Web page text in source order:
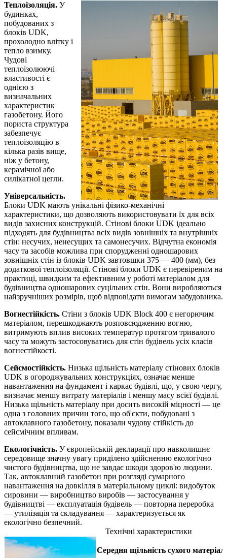
Теплоізоляція. У
будинках,
побудованих з
блоків UDK,
прохолодно влітку і
тепло взимку.
Чудові
теплоізолюючі
властивості є
однією з
визначальних
характеристик
газобетону. Його
пориста структура
забезпечує
теплоізоляцію в
кілька разів вище,
ніж у бетону,
керамічної або
силікатної цегли.
Універсальність.
Блоки UDK мають унікальні фізико-механічні
характеристики, що дозволяють використовувати їх для всіх
видів захисних конструкцій. Стінові блоки UDK ідеально
підходять для будівництва всіх видів зовнішніх та внутрішніх
стін: несучих, ненесущих та самонесучих. Відчутна економія
часу та засобів можлива при спорудженні одношарових
зовнішніх стін із блоків UDK завтовшки 375 — 400 (мм), без
додаткової теплоізоляції. Стінові блоки UDK є перевіреним на
практиці, швидким та ефективним у роботі матеріалом для
будівництва одношарових суцільних стін. Вони виробляються
найзручніших розмірів, щоб відповідати вимогам забудовника.
Вогнестійкість. Стіни з блоків UDK Block 400 є негорючим
матеріалом, перешкоджають розповсюдженню вогню,
витримують вплив високих температур протягом тривалого
часу та можуть застосовуватись для стін будівель усіх класів
вогнестійкості.
Сейсмостійкість. Низька щільність матеріалу стінових блоків
UDK в огороджувальних конструкціях, означає менше
навантаження на фундамент і каркас будівлі, що, у свою чергу,
визначає меншу витрату матеріалів і меншу масу всієї будівлі.
Низька щільність матеріалу при досить високій міцності — це
одна з головних причин того, що об'єкти, побудовані з
автоклавного газобетону, показали чудову стійкість до
сейсмічним впливам.
Екологічність. У європейській декларації про навколишнє
середовище значну увагу приділено здійсненню екологічно
чистого будівництва, що не завдає шкоди здоров'ю людини.
Так, автоклавний газобетон при розгляді сумарного
навантаження на довкілля в матеріальному циклі: видобуток
сировини — виробництво виробів — застосування у
будівництві — експлуатація будівель — повторна переробка
— утилізація та складування — характеризується як
екологічно безпечний.
Технічні характеристики
Середня щільність сухого